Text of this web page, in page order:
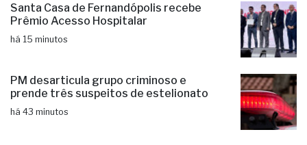
Santa Casa de Fernandópolis recebe
Prêmio Acesso Hospitalar
há 15 minutos
PM desarticula grupo criminoso e
prende três suspeitos de estelionato
há 43 minutos